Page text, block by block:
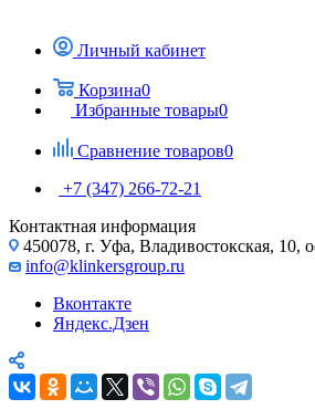
Личный кабинет
Корзина0
Избранные товары0
Сравнение товаров0
+7 (347) 266-72-21
Контактная информация
450078, г. Уфа, Владивостокская, 10,
info@klinkersgroup.ru
Вконтакте
Яндекс.Дзен